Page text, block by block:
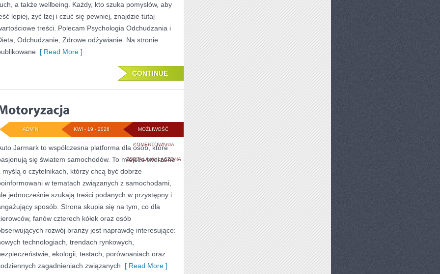
a także wellbeing. Każdy, kto szuka pomysłów, aby
lepiej, żyć lżej i czuć się pewniej, znajdzie tutaj
treści. Polecam Psychologia Odchudzania i
Odchudzanie, Zdrowe odżywianie. Na stronie
[ Read More ]
CONTINUE
MOŻLIWOŚĆ
KOMENTOWANIAMOTORYZACJA
ZOSTAŁA WYŁĄCZONA
KWI - 19 - 2026
ADMIN
Jarmark to współczesna platforma dla osób, które
się światem samochodów. To miejsce tworzone
myślą o czytelnikach, którzy chcą być dobrze
w tematach związanych z samochodami,
jednocześnie szukają treści podanych w przystępny i
sposób. Strona skupia się na tym, co dla
fanów czterech kółek oraz osób
rozwój branży jest naprawdę interesujące:
technologiach, trendach rynkowych,
ekologii, testach, porównaniach oraz
zagadnieniach związanych [ Read More ]